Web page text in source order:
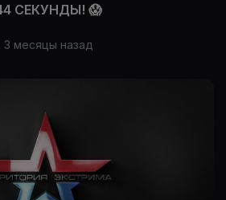
СЕКУНДЫ! 😱
3 месяцы назад